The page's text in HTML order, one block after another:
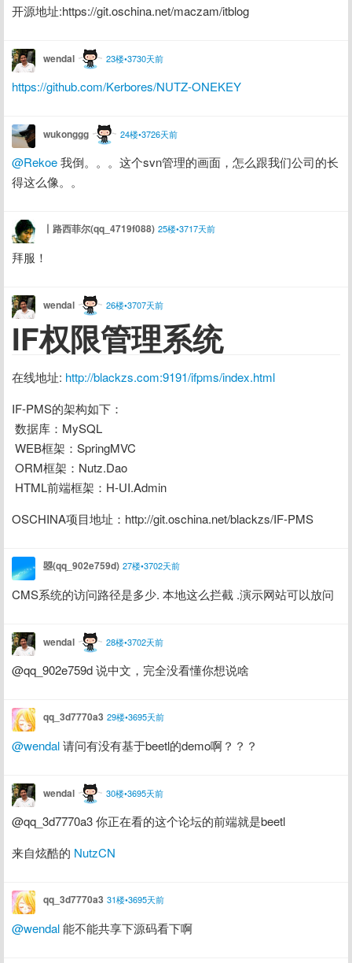
开源地址:https://git.oschina.net/maczam/itblog
wendal 23楼•3730天前
https://github.com/Kerbores/NUTZ-ONEKEY
wukonggg 24楼•3726天前
@Rekoe 我倒。。。这个svn管理的画面，怎么跟我们公司的长
得这么像。。
丨路西菲尔(qq_4719f088) 25楼•3717天前
拜服！
wendal 26楼•3707天前
IF权限管理系统
在线地址: http://blackzs.com:9191/ifpms/index.html
IF-PMS的架构如下：
数据库：MySQL
WEB框架：SpringMVC
ORM框架：Nutz.Dao
HTML前端框架：H-UI.Admin
OSCHINA项目地址：http://git.oschina.net/blackzs/IF-PMS
曌(qq_902e759d) 27楼•3702天前
CMS系统的访问路径是多少. 本地这么拦截 .演示网站可以放问
wendal 28楼•3702天前
@qq_902e759d 说中文，完全没看懂你想说啥
qq_3d7770a3 29楼•3695天前
@wendal 请问有没有基于beetl的demo啊？？？
wendal 30楼•3695天前
@qq_3d7770a3 你正在看的这个论坛的前端就是beetl
来自炫酷的 NutzCN
qq_3d7770a3 31楼•3695天前
@wendal 能不能共享下源码看下啊